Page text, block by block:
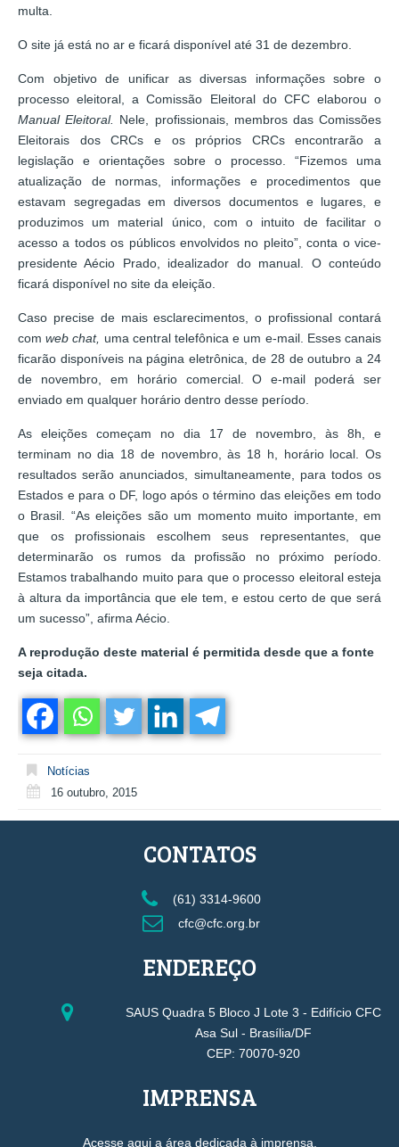
multa.
O site já está no ar e ficará disponível até 31 de dezembro.
Com objetivo de unificar as diversas informações sobre o
processo eleitoral, a Comissão Eleitoral do CFC elaborou o
Manual Eleitoral. Nele, profissionais, membros das Comissões
Eleitorais dos CRCs e os próprios CRCs encontrarão a
legislação e orientações sobre o processo. “Fizemos uma
atualização de normas, informações e procedimentos que
estavam segregadas em diversos documentos e lugares, e
produzimos um material único, com o intuito de facilitar o
acesso a todos os públicos envolvidos no pleito”, conta o vice-
presidente Aécio Prado, idealizador do manual. O conteúdo
ficará disponível no site da eleição.
Caso precise de mais esclarecimentos, o profissional contará
comweb chat, uma central telefônica e um e-mail. Esses canais
ficarão disponíveis na página eletrônica, de 28 de outubro a 24
de novembro, em horário comercial. O e-mail poderá ser
enviado em qualquer horário dentro desse período.
As eleições começam no dia 17 de novembro, às 8h, e
terminam no dia 18 de novembro, às 18 h, horário local. Os
resultados serão anunciados, simultaneamente, para todos os
Estados e para o DF, logo após o término das eleições em todo
o Brasil. “As eleições são um momento muito importante, em
que os profissionais escolhem seus representantes, que
determinarão os rumos da profissão no próximo período.
Estamos trabalhando muito para que o processo eleitoral esteja
à altura da importância que ele tem, e estou certo de que será
um sucesso”, afirma Aécio.
A reprodução deste material é permitida desde que a fonte
seja citada.
Notícias
16 outubro, 2015
CONTATOS
(61) 3314-9600
cfc@cfc.org.br
ENDEREÇO
SAUS Quadra 5 Bloco J Lote 3 - Edifício CFC
Asa Sul - Brasília/DF
CEP: 70070-920
IMPRENSA
Acesse aqui a área dedicada à imprensa.